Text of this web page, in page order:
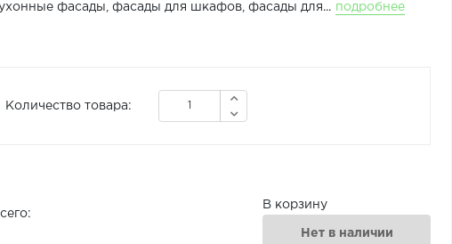
фасады, фасады для шкафов, фасады для... подробнее
Количество товара:
В корзину
Нет в наличии